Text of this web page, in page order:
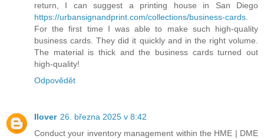
return, I can suggest a printing house in San Diego
https://urbansignandprint.com/collections/business-cards.
For the first time I was able to make such high-quality
business cards. They did it quickly and in the right volume.
The material is thick and the business cards turned out
high-quality!
Odpovědět
Ilover 26. března 2025 v 8:42
Conduct your inventory management within the HME | DME